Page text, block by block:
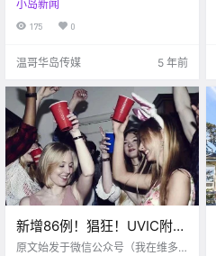
内陆航线！
小岛新闻
175 0
温哥华岛传媒 5 年前
新增86例！猖狂！UVIC附近
周末开派对，罚款2,300…糟
原文始发于微信公众号（我在维多